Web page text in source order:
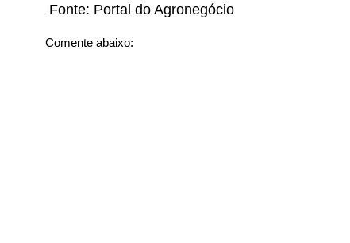
Fonte: Portal do Agronegócio
Comente abaixo: